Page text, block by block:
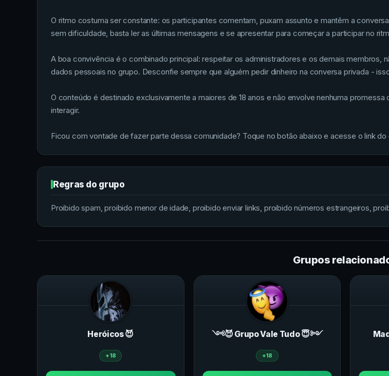
O ritmo costuma ser constante: os participantes comentam, puxam assunto e mantêm a
sem dificuldade, basta ler as últimas mensagens e se apresentar para começar a participar no
A boa convivência é o combinado principal: respeitar os administradores e os demais membros,
dados pessoais no grupo. Desconfie sempre que alguém pedir dinheiro na conversa privada -
O conteúdo é destinado exclusivamente a maiores de 18 anos e não envolve nenhuma
interagir.
Ficou com vontade de fazer parte dessa comunidade? Toque no botão abaixo e acesse o link do
Regras do grupo
Proibido spam, proibido menor de idade, proibido enviar links, proibido números estrangeiros,
Grupos
Heróicos 😈
+18
༺😈 Grupo Vale Tudo 😇༻
+18